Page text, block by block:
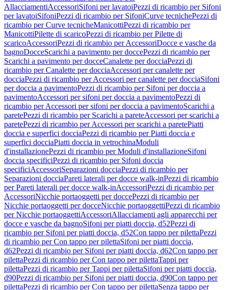
AllacciamentiAccessoriSifoni per lavatoiPezzi di ricambio per Sifoni
per lavatoiSifoniPezzi di ricambio per SifoniCurve tecnichePezzi di
ricambio per Curve tecnicheManicottiPezzi di ricambio per
ManicottiPilette di scaricoPezzi di ricambio per Pilette di
scaricoAccessoriPezzi di ricambio per AccessoriDocce e vasche da
bagnoDocceScarichi a pavimento per doccePezzi di ricambio per
Scarichi a pavimento per docceCanalette per docciaPezzi di
ricambio per Canalette per docciaAccessori per canalette per
docciaPezzi di ricambio per Accessori per canalette per docciaSifoni
per doccia a pavimentoPezzi di ricambio per Sifoni per doccia a
pavimentoAccessori per sifoni per doccia a pavimentoPezzi di
ricambio per Accessori per sifoni per doccia a pavimentoScarichi a
paretePezzi di ricambio per Scarichi a pareteAccessori per scarichi a
paretePezzi di ricambio per Accessori per scarichi a paretePiatti
doccia e superfici docciaPezzi di ricambio per Piatti doccia e
superfici docciaPiatti doccia in vetrochinaModuli
d'installazionePezzi di ricambio per Moduli d'installazioneSifoni
doccia specificiPezzi di ricambio per Sifoni doccia
specificiAccessoriSeparazioni docciaPezzi di ricambio per
Separazioni docciaPareti laterali per docce walk-inPezzi di ricambio
per Pareti laterali per docce walk-inAccessoriPezzi di ricambio per
AccessoriNicchie portaoggetti per doccePezzi di ricambio per
Nicchie portaoggetti per docceNicchie portaoggettiPezzi di ricambio
per Nicchie portaoggettiAccessoriAllacciamenti agli apparecchi per
docce e vasche da bagnoSifoni per piatti doccia, d52Pezzi di
ricambio per Sifoni per piatti doccia, d52Con tappo per pilettaPezzi
di ricambio per Con tappo per pilettaSifoni per piatti doccia,
d62Pezzi di ricambio per Sifoni per piatti doccia, d62Con tappo per
pilettaPezzi di ricambio per Con tappo per pilettaTappi per
pilettaPezzi di ricambio per Tappi per pilettaSifoni per piatti doccia,
d90Pezzi di ricambio per Sifoni per piatti doccia, d90Con tappo per
pilettaPezzi di ricambio per Con tappo per pilettaSenza tappo per